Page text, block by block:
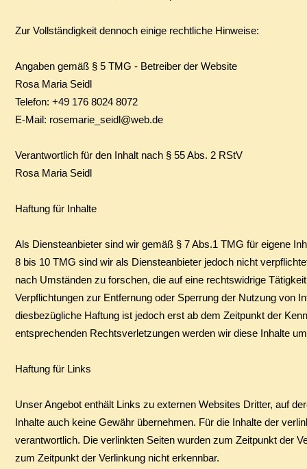
Zur Vollständigkeit dennoch einige rechtliche Hinweise:
​Angaben gemäß § 5 TMG - Betreiber der Website
Rosa Maria Seidl
Telefon: +49 176 8024 8072
E-Mail: rosemarie_seidl@web.de
Verantwortlich für den Inhalt nach § 55 Abs. 2 RStV
Rosa Maria Seidl
Haftung für Inhalte
Als Diensteanbieter sind wir gemäß § 7 Abs.1 TMG für eigene
8 bis 10 TMG sind wir als Diensteanbieter jedoch nicht
nach Umständen zu forschen, die auf eine rechtswidrige
Verpflichtungen zur Entfernung oder Sperrung der Nutzung von
diesbezügliche Haftung ist jedoch erst ab dem Zeitpunkt der
entsprechenden Rechtsverletzungen werden wir diese Inhalte
Haftung für Links
Unser Angebot enthält Links zu externen Websites Dritter, auf
Inhalte auch keine Gewähr übernehmen. Für die Inhalte der
verantwortlich. Die verlinkten Seiten wurden zum Zeitpunkt der
zum Zeitpunkt der Verlinkung nicht erkennbar.